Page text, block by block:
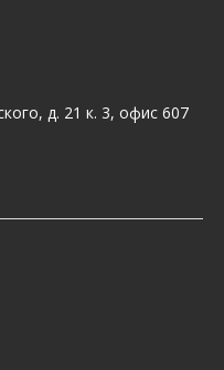
д. 21 к. 3, офис 607